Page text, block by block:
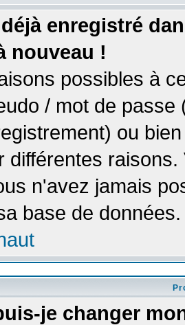
enregistré
nouveau !
possibles à
/ mot de
ou
différentes
n'avez jamais
base de
je changer